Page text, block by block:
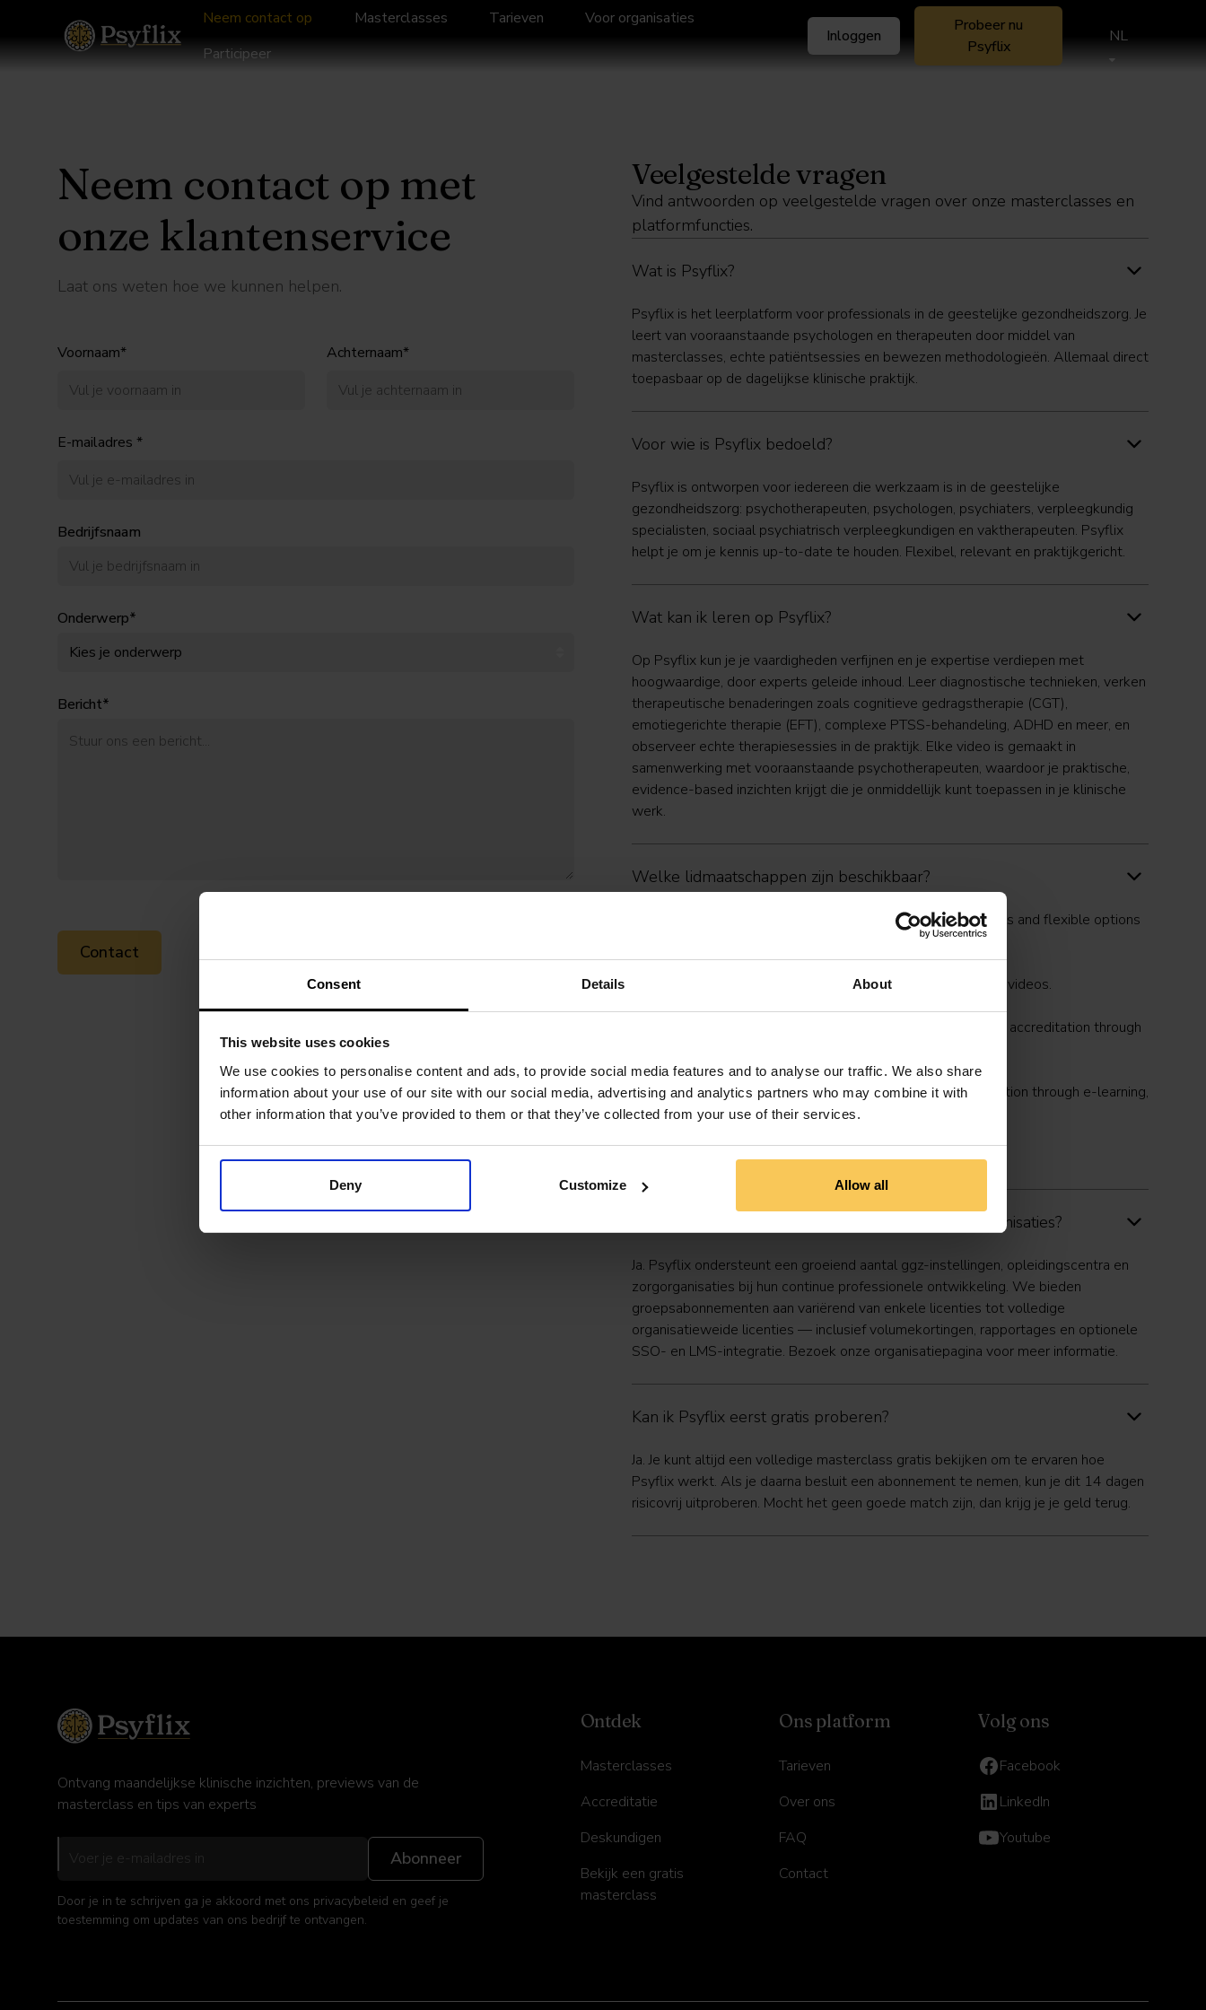
Consent Details About
This website uses cookies
We use cookies to personalise content and ads, to provide social media features and to analyse our traffic. We also share
information about your use of our site with our social media, advertising and analytics partners who may combine it with
other information that you’ve provided to them or that they’ve collected from your use of their services.
Deny Customize Allow all
Neem contact op Masterclasses Tarieven
Voor organisaties
Participeer
Inloggen
Probeer nu
Psyflix
NL
Neem contact op met
onze klantenservice
Laat ons weten hoe we kunnen helpen.
Voornaam* Achternaam*
E-mailadres *
Bedrijfsnaam
Onderwerp*
Bericht*
Veelgestelde vragen
Vind antwoorden op veelgestelde vragen over onze masterclasses en
platformfuncties.
Wat is Psyflix?
Psyflix is het leerplatform voor professionals in de geestelijke gezondheidszorg. Je
leert van vooraanstaande psychologen en therapeuten door middel van
masterclasses, echte patiëntsessies en bewezen methodologieën. Allemaal direct
toepasbaar op de dagelijkse klinische praktijk.
Voor wie is Psyflix bedoeld?
Psyflix is ontworpen voor iedereen die werkzaam is in de geestelijke
gezondheidszorg: psychotherapeuten, psychologen, psychiaters, verpleegkundig
specialisten, sociaal psychiatrisch verpleegkundigen en vaktherapeuten. Psyflix
helpt je om je kennis up-to-date te houden. Flexibel, relevant en praktijkgericht.
Wat kan ik leren op Psyflix?
Op Psyflix kun je je vaardigheden verfijnen en je expertise verdiepen met
hoogwaardige, door experts geleide inhoud. Leer diagnostische technieken, verken
therapeutische benaderingen zoals cognitieve gedragstherapie (CGT),
emotiegerichte therapie (EFT), complexe PTSS-behandeling, ADHD en meer, en
observeer echte therapiesessies in de praktijk. Elke video is gemaakt in
samenwerking met vooraanstaande psychotherapeuten, waardoor je praktische,
evidence-based inzichten krijgt die je onmiddellijk kunt toepassen in je klinische
werk.
Welke lidmaatschappen zijn beschikbaar?
We offer two yearly memberships for individual professionals and flexible options
- Professional (€159/year): access to all masterclasses and videos.
- Professional Plus (€199/year): everything in Professional + accreditation through
- Organisation: flexible seats for your organisation, accreditation through e-learning,
and optional SSO or LMS integration.
More information? Contact sales@psyflix.net
Bieden jullie abonnementen aan voor teams of organisaties?
Ja. Psyflix ondersteunt een groeiend aantal ggz-instellingen, opleidingscentra en
zorgorganisaties bij hun continue professionele ontwikkeling. We bieden
groepsabonnementen aan variërend van enkele licenties tot volledige
organisatieweide licenties — inclusief volumekortingen, rapportages en optionele
SSO- en LMS-integratie. Bezoek onze organisatiepagina voor meer informatie.
Kan ik Psyflix eerst gratis proberen?
Ja. Je kunt altijd een volledige masterclass gratis bekijken om te ervaren hoe
Psyflix werkt. Als je daarna besluit een abonnement te nemen, kun je dit 14 dagen
risicovrij uitproberen. Mocht het geen goede match zijn, dan krijg je je geld terug.
Ontvang maandelijkse klinische inzichten, previews van de
masterclass en tips van experts
Door je in te schrijven ga je akkoord met ons privacybeleid en geef je
toestemming om updates van ons bedrijf te ontvangen.
Ontdek
Masterclasses
Accreditatie
Deskundigen
Bekijk een gratis
masterclass
Ons platform
Tarieven
Over ons
FAQ
Contact
Volg ons
Facebook
LinkedIn
Youtube